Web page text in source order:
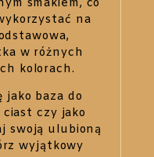
smakiem, co
na
w różnych
kolorach.
jako baza do
czy jako
swoją ulubioną
wyjątkowy